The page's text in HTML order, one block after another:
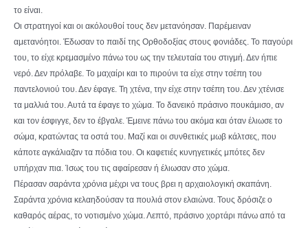
το είναι.
Οι στρατηγοί και οι ακόλουθοί τους δεν μετανόησαν. Παρέμειναν
αμετανόητοι. Έδωσαν το παιδί της Ορθοδοξίας στους φονιάδες. Το παγούρι
του, το είχε κρεμασμένο πάνω του ως την τελευταία του στιγμή. Δεν ήπιε
νερό. Δεν πρόλαβε. Το μαχαίρι και το πιρούνι τα είχε στην τσέπη του
παντελονιού του. Δεν έφαγε. Τη χτένα, την είχε στην τσέπη του. Δεν χτένισε
τα μαλλιά του. Αυτά τα έφαγε το χώμα. Το δανεικό πράσινο πουκάμισο, αν
και τον έσφιγγε, δεν το έβγαλε. Έμεινε πάνω του ακόμα και όταν έλιωσε το
σώμα, κρατώντας τα οστά του. Μαζί και οι συνθετικές μωβ κάλτσες, που
κάποτε αγκάλιαζαν τα πόδια του. Οι καφετιές κυνηγετικές μπότες δεν
υπήρχαν πια. Ίσως του τις αφαίρεσαν ή έλιωσαν στο χώμα.
Πέρασαν σαράντα χρόνια μέχρι να τους βρει η αρχαιολογική σκαπάνη.
Σαράντα χρόνια κελαηδούσαν τα πουλιά στον ελαιώνα. Τους δρόσιζε ο
καθαρός αέρας, το νοτισμένο χώμα. Λεπτό, πράσινο χορτάρι πάνω από τα